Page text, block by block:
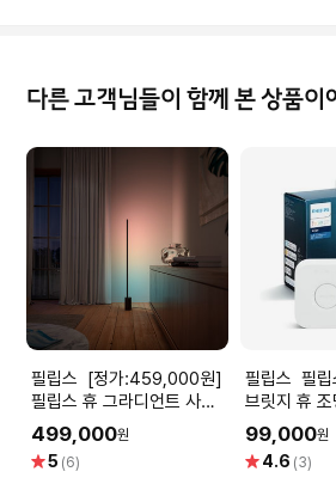
다른 고객님들이 함께 본 상품이
필립스 [정가:459,000원]
필립스 휴 그라디언트 사인
플로어[국내정품]
499,000원
별5 (6)
필립스 필립스 휴 HUE 4.0
브릿지 휴
스 제어[국내
99,000원
별 4.6 (3)